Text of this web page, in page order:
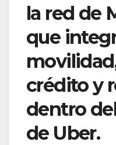
la red de
que
crédito y
dentro
de Uber.